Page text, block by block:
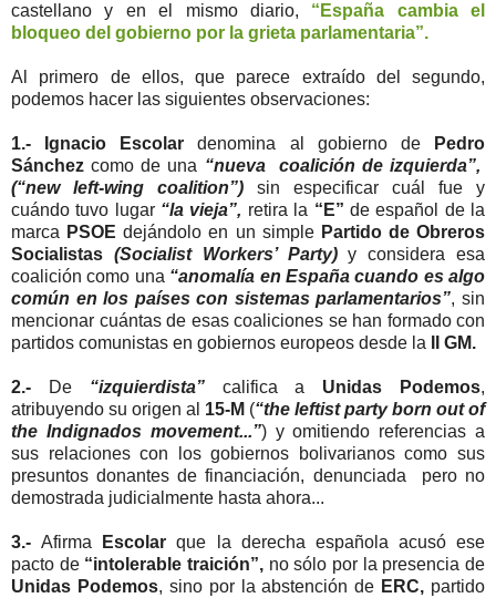
castellano y en el mismo diario, “España cambia el
bloqueo del gobierno por la grieta parlamentaria”.
Al primero de ellos, que parece extraído del segundo,
podemos hacer las siguientes observaciones:
1.- Ignacio Escolar denomina al gobierno de
Pedro
Sánchezcomo de una “nueva coalición de izquierda”,
(“new left-wing coalition”) sin especificar cuál fue y
cuándo tuvo lugar “la vieja”, retira la “E” de español de la
marca PSOEdejándolo en un simple Partido de Obreros
Socialistas (Socialist Workers’ Party)y considera esa
coalición como una “anomalía en España cuando es algo
común en los países con sistemas parlamentarios”, sin
mencionar cuántas de esas coaliciones se han formado con
partidos comunistas en gobiernos europeos desde la
II GM.
2.- De “izquierdista” califica a Unidas Podemos,
atribuyendo su origen al 15-M (“the leftist party born out of
the Indignados movement...”) y omitiendo referencias a
sus relaciones con los gobiernos bolivarianos como sus
presuntos donantes de financiación, denunciada pero no
demostrada judicialmente hasta ahora...
3.-Afirma Escolarque la derecha española acusó ese
pacto de“intolerable traición”, no sólo por la presencia de
Unidas Podemos, sino por la abstención de ERC, partido